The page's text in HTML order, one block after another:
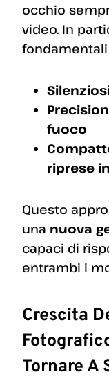
occhio
video. In
fuoco
riprese
Questo
una nuova
capaci di
entrambi i
Crescita
Tornare A